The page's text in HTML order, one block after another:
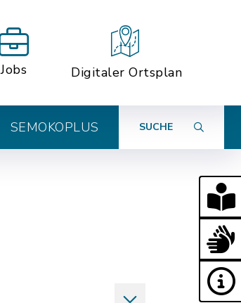
Jobs Digitaler Ortsplan
SEMOKOPLUS SUCHE